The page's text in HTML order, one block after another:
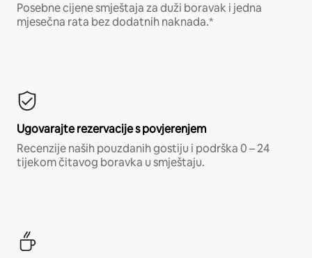
Posebne cijene smještaja za duži boravak i jedna
mjesečna rata bez dodatnih naknada.*
Ugovarajte rezervacije s povjerenjem
Recenzije naših pouzdanih gostiju i podrška 0 – 24
tijekom čitavog boravka u smještaju.